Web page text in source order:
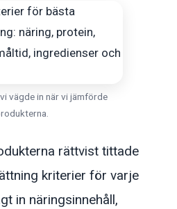
vägde in när vi jämförde
rättvist tittade
kriterier för varje
in näringsinnehåll,